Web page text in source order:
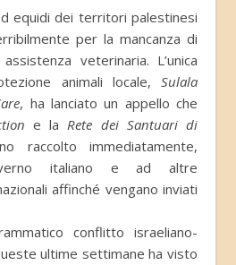
per la mancanza di
veterinaria. L’unica
animali locale, Sulala
, ha lanciato un appello che
e laRete dei Santuari di
raccolto immediatamente,
italiano e ad altre
affinché vengano inviati
conflitto israeliano-
ultime settimane ha visto